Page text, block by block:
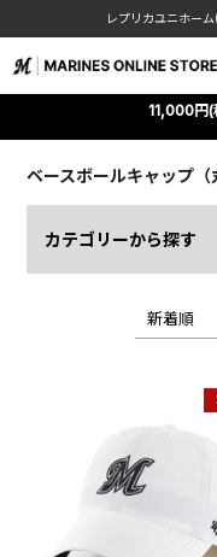
レプリカユニホー
11,000円(
ベースボールキャップ（
カテゴリーから探す
新着順